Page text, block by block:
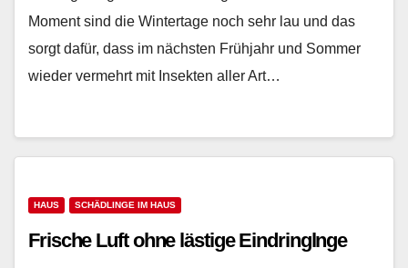
Moment sind die Wintertage noch sehr lau und das
sorgt dafür, dass im nächsten Frühjahr und Sommer
wieder vermehrt mit Insekten aller Art…
HAUS SCHÄDLINGE IM HAUS
Frische Luft ohne lästige Eindringlnge